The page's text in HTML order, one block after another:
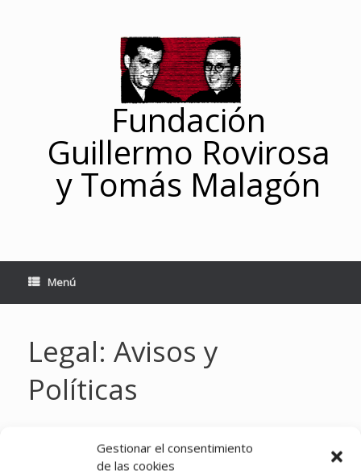
Gestionar el consentimiento
de las cookies
Fundación
Guillermo Rovirosa
y Tomás Malagón
Menú
Legal: Avisos y
Políticas
referente a uso de este sitio Web: